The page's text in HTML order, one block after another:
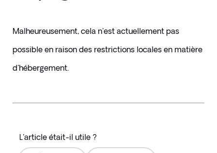
Malheureusement, cela n'est actuellement pas
possible en raison des restrictions locales en matière
d'hébergement.
L'article était-il utile ?